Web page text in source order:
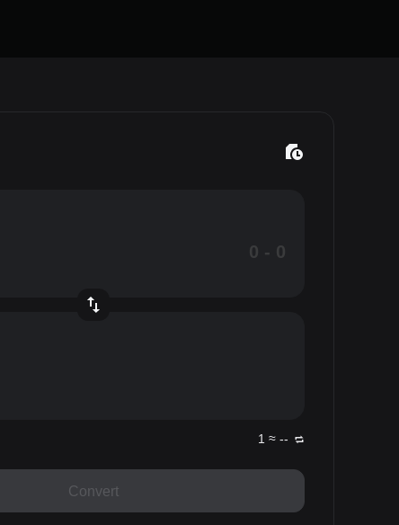
1 ≈ --
Convert